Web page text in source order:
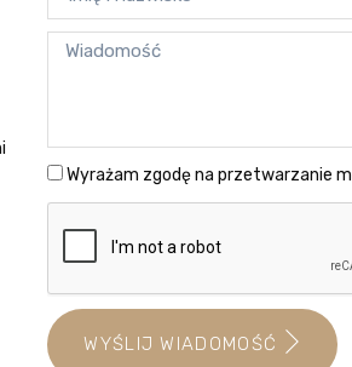
Wyrażam zgodę na przetwarzanie
WYŚLIJ WIADOMOŚĆ